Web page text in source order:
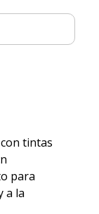
tintas
para
a la